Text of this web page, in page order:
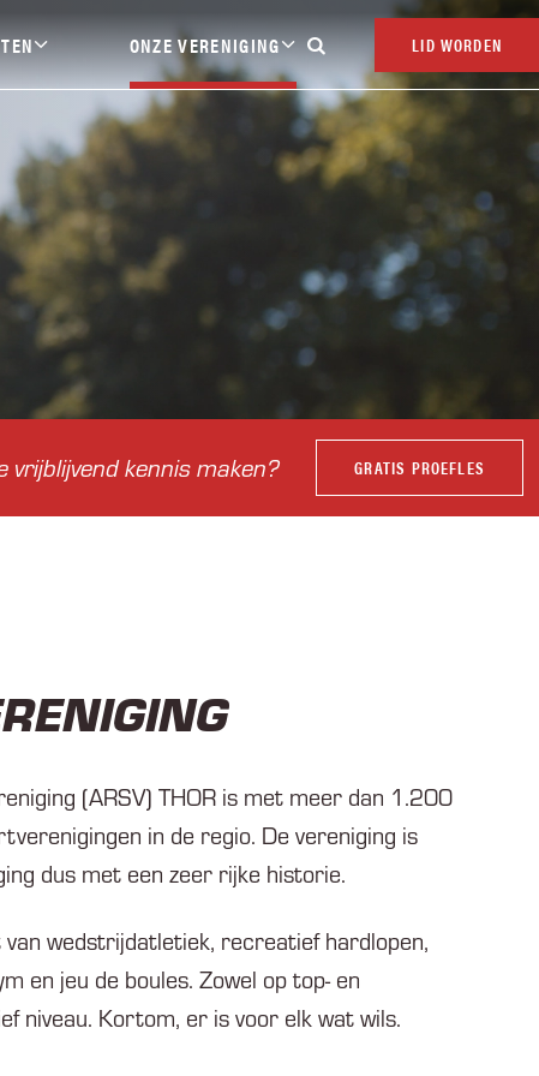
ONZE VERENIGING
Contact Over THOR
Sponsoring
Clubpas
 LID WORDEN
vrijblijvend kennis maken? GRATIS PROEFLES
(ARSV) THOR is met meer dan 1.200
in de regio. De vereniging is
dus met een zeer rijke historie.
wedstrijdatletiek, recreatief hardlopen,
en jeu de boules. Zowel op top- en
niveau. Kortom, er is voor elk wat wils.